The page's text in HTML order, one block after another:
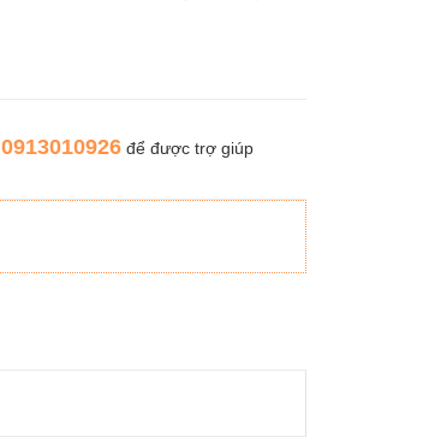
0913010926để được trợ giúp